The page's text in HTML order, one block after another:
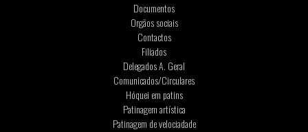
Documentos
Orgãos sociais
Contactos
Filiados
Delegados A. Geral
Comunicados/Circulares
Hóquei em patins
Patinagem artística
Patinagem de velociadade